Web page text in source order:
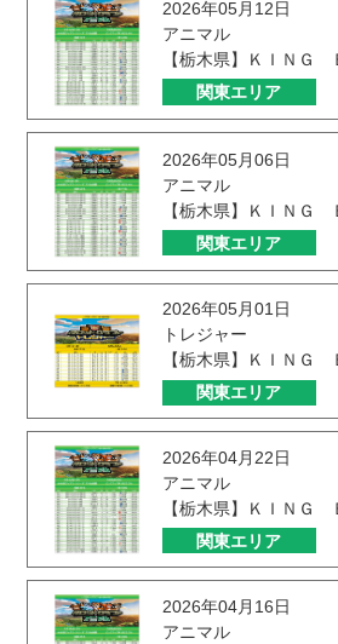
2026年05月12日
アニマル
【栃木県】ＫＩＮＧ
関東エリア
2026年05月06日
アニマル
【栃木県】ＫＩＮＧ
関東エリア
2026年05月01日
トレジャー
【栃木県】ＫＩＮＧ
関東エリア
2026年04月22日
アニマル
【栃木県】ＫＩＮＧ
関東エリア
2026年04月16日
アニマル